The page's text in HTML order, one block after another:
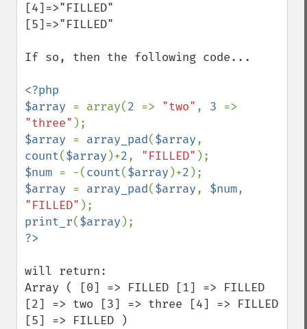
[4]=>"FILLED"
[5]=>"FILLED"
If so, then the following code...
<?php
$array = array(2 => "two" , 3
"three"
$array = array_pad($array
count($array )+2, "FILLED"
$num = -(count($array )+2
$array = array_pad($array, $num
"FILLED"
print_r($array
will return:
Array ( [0] => FILLED [1] => FILLED
[2] => two [3] => three [4] => FILLED
[5] => FILLED )